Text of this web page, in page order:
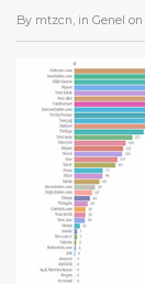
By mtzcn , in Genel on